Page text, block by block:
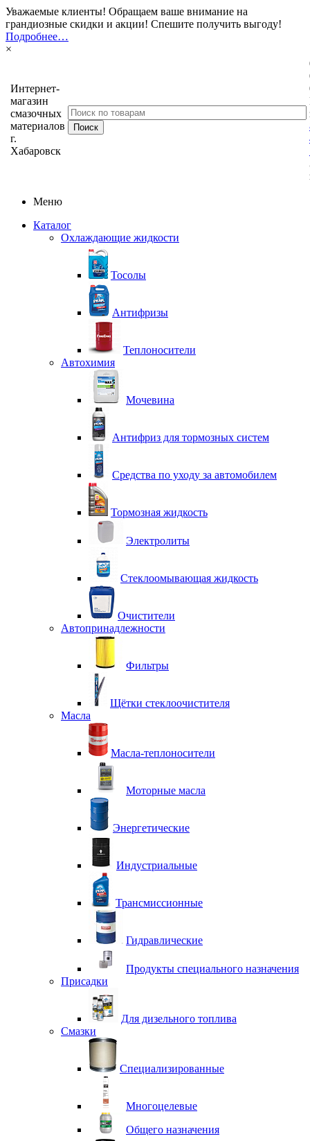
Уважаемые клиенты! Обращаем ваше внимание на
грандиозные скидки и акции! Спешите получить выгоду!
Подробнее…
×
Интернет-
магазин
смазочных
материалов
г.
Хабаровск
Меню
Каталог
Охлаждающие жидкости
Тосолы
Антифризы
Теплоносители
Автохимия
Мочевина
Антифриз для тормозных систем
Средства по уходу за автомобилем
Тормозная жидкость
Электролиты
Стеклоомывающая жидкость
Очистители
Автопринадлежности
Фильтры
Щётки стеклоочистителя
Масла
Масла-теплоносители
Моторные масла
Энергетические
Индустриальные
Трансмиссионные
Гидравлические
Продукты специального назначения
Присадки
Для дизельного топлива
Смазки
Специализированные
Многоцелевые
Общего назначения